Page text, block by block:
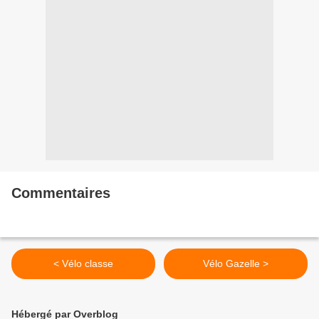
Commentaires
< Vélo classe Vélo Gazelle >
Hébergé par Overblog